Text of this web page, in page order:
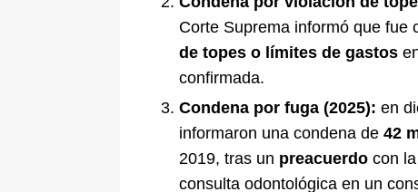
Corte Suprema informó que fue
de topes o límites de gastos
confirmada.
Condena por fuga (2025): en
informaron una condena de 42
2019, tras un preacuerdo con
consulta odontológica en un